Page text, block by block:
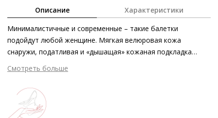
Затем по 3 672 ₽ раз в 2 недели
Описание Характеристики
Минималистичные и современные – такие балетки
подойдут любой женщине. Мягкая велюровая кожа
снаружи, податливая и «дышащая» кожаная подкладка
внутри – эта модель отличается безупречным качеством и
превосходным комфортом. Лучше всего такая пара
смотрится в комбинации с брюками и платьями длиной до
щиколотки.
Смотреть больше